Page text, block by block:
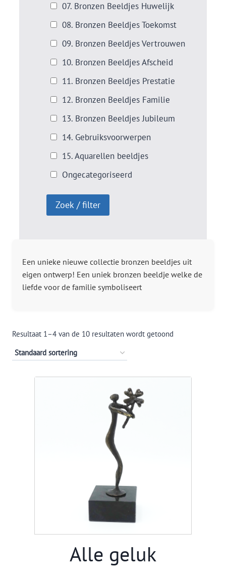
Een unieke nieuwe collectie bronzen beeldjes uit
eigen ontwerp! Een uniek bronzen beeldje welke de
liefde voor de familie symboliseert
Resultaat 1–4 van de 10 resultaten wordt getoond
Alle geluk
07. Bronzen Beeldjes Huwelijk
08. Bronzen Beeldjes Toekomst
09. Bronzen Beeldjes Vertrouwen
10. Bronzen Beeldjes Afscheid
11. Bronzen Beeldjes Prestatie
12. Bronzen Beeldjes Familie
13. Bronzen Beeldjes Jubileum
14. Gebruiksvoorwerpen
15. Aquarellen beeldjes
Ongecategoriseerd